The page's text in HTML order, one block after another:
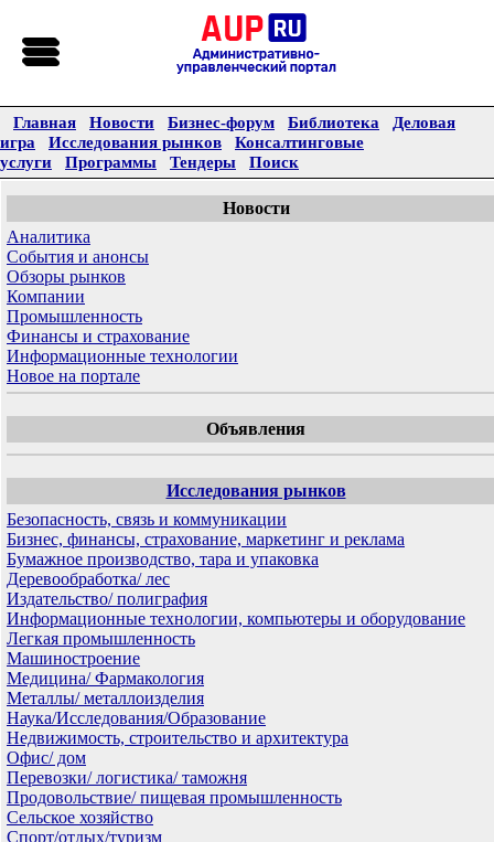
Главная Новости Бизнес-форум Библиотека
Деловая
игра
Исследования рынков
Консалтинговые
услуги
Программы Тендеры Поиск
Новости
Аналитика
События и анонсы
Обзоры рынков
Компании
Промышленность
Финансы и страхование
Информационные технологии
Новое на портале
Объявления
Исследования рынков
Безопасность, связь и коммуникации
Бизнес, финансы, страхование, маркетинг и реклама
Бумажное производство, тара и упаковка
Деревообработка/ лес
Издательство/ полиграфия
Информационные технологии, компьютеры и оборудование
Легкая промышленность
Машиностроение
Медицина/ Фармакология
Металлы/ металлоизделия
Наука/Исследования/Образование
Недвижимость, строительство и архитектура
Офис/ дом
Перевозки/ логистика/ таможня
Продовольствие/ пищевая промышленность
Сельское хозяйство
Спорт/отдых/туризм